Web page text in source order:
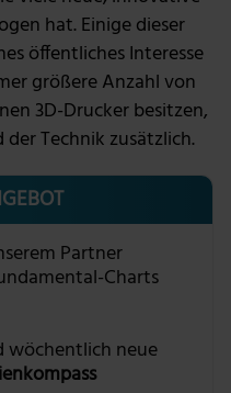
hat. Einige dieser
öffentliches Interesse
größere Anzahl von
3D-Drucker besitzen,
Technik zusätzlich.
Partner
Charts
wöchentlich neue